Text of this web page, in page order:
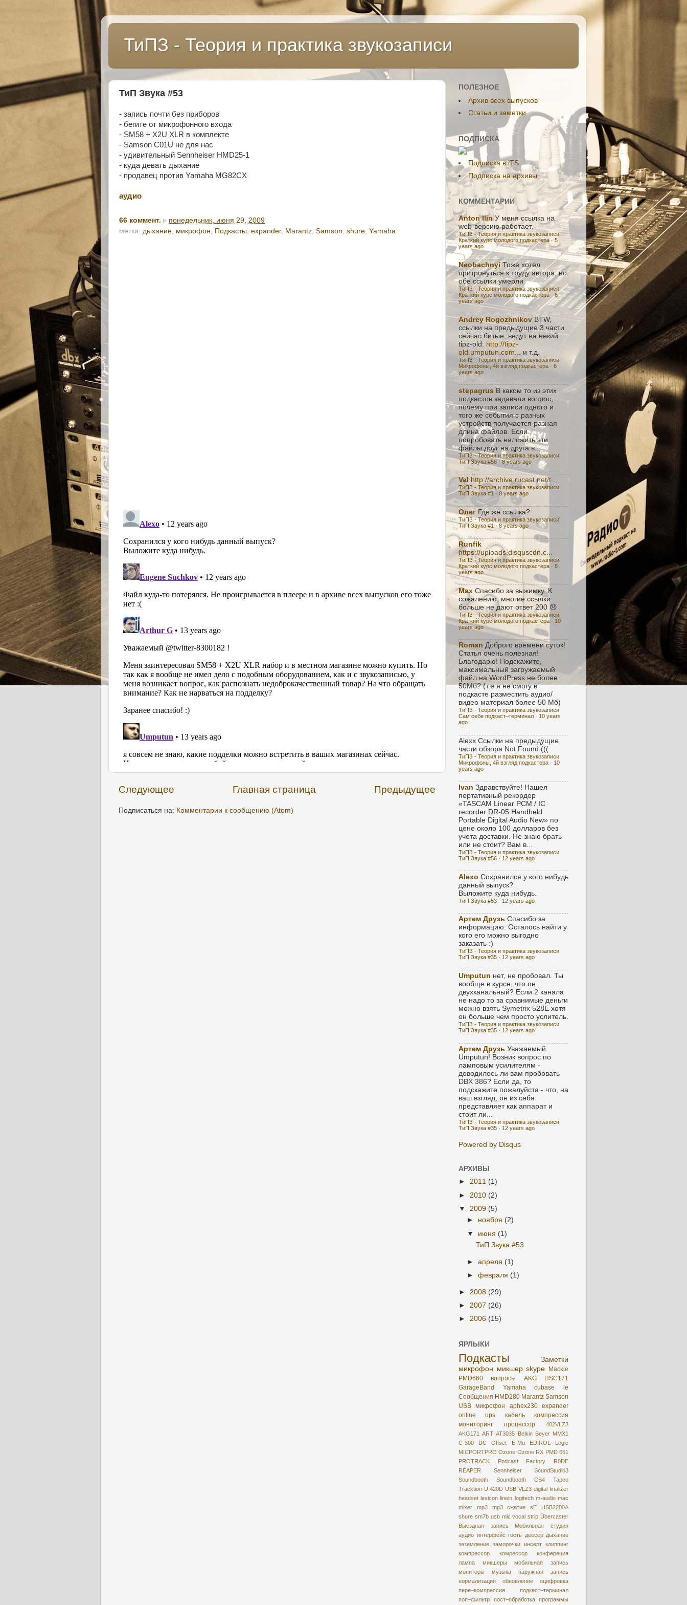
ТиПЗ - Теория и практика звукозаписи
ТиП Звука #53
- запись почти без приборов
- бегите от микрофонного входа
- SM58 + X2U XLR в комплекте
- Samson C01U не для нас
- удивительный Sennheiser HMD25-1
- куда девать дыхание
- продавец против Yamaha MG82CX
аудио
66 коммент. ▹ понедельник, июня 29, 2009
метки: дыхание микрофон Подкасты expander, Marantz Samson shure Yamaha
Следующее Предыдущее
Главная страница
Подписаться на: Комментарии к сообщению (Atom)
ПОЛЕЗНОЕ
Aрхив всех выпусков
Статьи и заметки
ПОДПИСКА
Подписка в iTS
Подписка на архивы
КОММЕНТАРИИ
Anton Ilin У меня ссылка на
web-версию работает.
ТиПЗ - Теория и практика звукозаписи:
Краткий курс молодого подкастера · 5
years ago
Neobachnyi Тоже хотел
притронуться к труду автора, но
обе ссылки умерли
ТиПЗ - Теория и практика звукозаписи:
Краткий курс молодого подкастера ·6
years ago
Andrey Rogozhnikov BTW,
ссылки на предыдущие 3 части
сейчас битые, ведут на некий
tipz-old: http://tipz-
old.umputun.com...
и т.д.
ТиПЗ - Теория и практика звукозаписи:
Микрофоны, 4й взгляд подкастера · 6
years ago
stepagrus В каком то из этих
подкастов задавали вопрос,
почему при записи одного и
того же события с разных
устройств получается разная
длина файлов. Если
попробовать наложить эти
файлы друг на друга в...
ТиПЗ - Теория и практика звукозаписи:
ТиП Звука #56 ·8 years ago
Val http://archive.rucast.net/t...
ТиПЗ - Теория и практика звукозаписи:
TиП Звука #1 · 8 years ago
Олег Где же ссылка?
ТиПЗ - Теория и практика звукозаписи:
TиП Звука #1 · 8 years ago
Runfik
https://uploads.disquscdn.c...
ТиПЗ - Теория и практика звукозаписи:
Краткий курс молодого подкастера · 8
years ago
Max Спасибо за выжимку. К
сожалению, многие ссылки
больше не дают ответ 200 😞
ТиПЗ - Теория и практика звукозаписи:
Краткий курс молодого подкастера · 10
years ago
Roman Доброго времени суток!
Статья очень полезная!
Благодарю! Подскажите,
максимальный загружаемый
файл на WordPress не более
50Мб? (т.е я не смогу в
подкасте разместить аудио/
видео материал более 50 Мб)
ТиПЗ - Теория и практика звукозаписи:
Сам себе подкаст–терминал · 10 years
ago
Alexx Ссылки на предыдущие
части обзора Not Found:(((
ТиПЗ - Теория и практика звукозаписи:
Микрофоны, 4й взгляд подкастера · 10
years ago
Ivan Здравствуйте! Нашел
портативный рекордер
«TASCAM Linear PCM / IC
recorder DR-05 Handheld
Portable Digital Audio New» по
цене около 100 долларов без
учета доставки. Не знаю брать
или не стоит? Вам в...
ТиПЗ - Теория и практика звукозаписи:
ТиП Звука #56 · 12 years ago
Alexo Сохранился у кого нибудь
данный выпуск?
Выложите куда нибудь.
ТиП Звука #53 · 12 years ago
Артем Друзь Спасибо за
информацию. Осталось найти у
кого его можно выгодно
заказать :)
ТиПЗ - Теория и практика звукозаписи:
ТиП Звука #35 · 12 years ago
Umputun нет, не пробовал. Ты
вообще в курсе, что он
двухканальный? Если 2 канала
не надо то за сравнимые деньги
можно взять Symetrix 528E хотя
он больше чем просто услитель.
ТиПЗ - Теория и практика звукозаписи:
ТиП Звука #35 · 12 years ago
Артем Друзь Уважаемый
Umputun! Возник вопрос по
ламповым усилителям -
доводилось ли вам пробовать
DBX 386? Если да, то
подскажите пожалуйста - что, на
ваш взгляд, он из себя
представляет как аппарат и
стоит ли...
ТиПЗ - Теория и практика звукозаписи:
ТиП Звука #35 · 12 years ago
Powered by Disqus
АРХИВЫ
► 2011 (1)
► 2010 (2)
▼ 2009 (5)
► ноября (2)
▼ июня (1)
ТиП Звука #53
►апреля (1)
►февраля (1)
► 2008 (29)
► 2007 (26)
► 2006 (15)
ЯРЛЫКИ
Подкасты
Заметки
микрофон микшер skype Mackie
PMD660
вопросы
AKG HSC171
GarageBand
Yamaha
cubase le
Сообщения HMD280 Marantz Samson
USB микрофон
aphex230 expander
online
ups кабель
компрессия
мониторинг
процессор
402VLZ3
AKG171
ART AT3035 Belkin Beyer MMX1
C-300
DC Offset E-Mu EDIROL
Logic
MICPORTPRO Ozone Ozone RX PMD 661
PROTRACK
Podcast Factory
R0DE
REAPER
Sennheiser
SoundStudio3
Soundbooth
Soundbooth CS4
Tapco
Tracktion U.420D USB VLZ3 digital finalizer
headset lexicon linein logitech m-audio mac
mixer
mp3 mp3 сжатие
sE USB2200A
shure sm7b usb mic vocal strip Übercaster
Выездная запись
Мобильная студия
аудио интерфейс гость деесер дыхание
заземление заморочки инсерт клиппинг
компрессор
комрессор
конфереция
лампа
микшеры
мобильная запись
мониторы
музыка
наружная запись
нормализация
обновление
оцифровкa
пере–компрессия
подкаст–терминал
поп–фильтр
пост–обработка программы